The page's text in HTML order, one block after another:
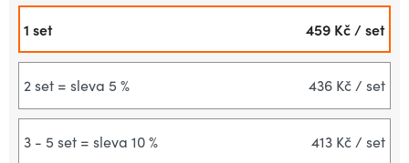
1 set 459 Kč / set
2 set = sleva 5 % 436 Kč / set
3 - 5 set = sleva 10 % 413 Kč / set